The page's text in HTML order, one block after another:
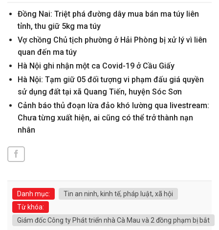
Đồng Nai: Triệt phá đường dây mua bán ma túy liên
tỉnh, thu giữ 5kg ma túy
Vợ chồng Chủ tịch phường ở Hải Phòng bị xử lý vì liên
quan đến ma túy
Hà Nội ghi nhận một ca Covid-19 ở Cầu Giấy
Hà Nội: Tạm giữ 05 đối tượng vi phạm đấu giá quyền
sử dụng đất tại xã Quang Tiến, huyện Sóc Sơn
Cảnh báo thủ đoạn lừa đảo khó lường qua livestream:
Chưa từng xuất hiện, ai cũng có thể trở thành nạn
nhân
Danh mục:
Tin an ninh, kinh tế, pháp luật, xã hội
Từ khóa:
Giám đốc Công ty Phát triển nhà Cà Mau và 2 đồng phạm bị bắt